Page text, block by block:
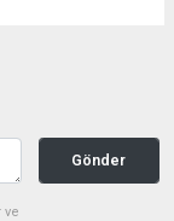
Gönder
ve